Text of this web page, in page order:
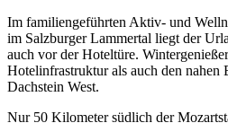
Im familiengeführten Aktiv- und
im Salzburger Lammertal liegt der
auch vor der Hoteltüre.
Hotelinfrastruktur als auch den nahen
Dachstein West.
Nur 50 Kilometer südlich der